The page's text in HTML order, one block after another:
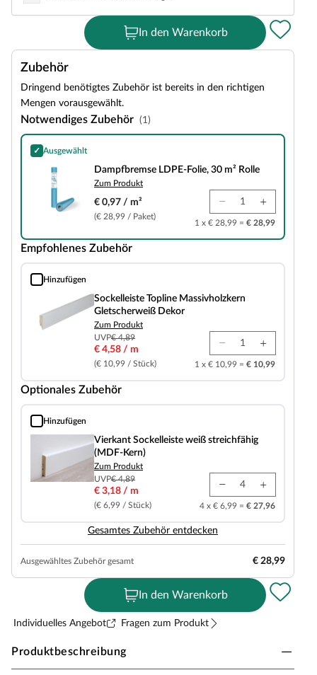
In den Warenkorb
Zubehör
Dringend benötigtes Zubehör ist bereits in den richtigen
Mengen vorausgewählt.
Notwendiges Zubehör (1)
✓ Ausgewählt
Dampfbremse LDPE-Folie, 30 m² Rolle
Dampfbremse LDPE-Folie, 30 m² Rolle
Zum Produkt
€ 0,97 / m²
(€ 28,99 / Paket)
1 x € 28,99 = € 28,99
Empfohlenes Zubehör
Hinzufügen
Sockelleiste Topline Massivholzkern Gletscherweiß Dekor
Sockelleiste Topline Massivholzkern
Gletscherweiß Dekor
Zum Produkt
UVP€ 4,89
€ 4,58 / m
(€ 10,99 / Stück) 1 x € 10,99 = € 10,99
Optionales Zubehör
Hinzufügen
Vierkant Sockelleiste weiß streichfähig (MDF-Kern)
Vierkant Sockelleiste weiß streichfähig
(MDF-Kern)
Zum Produkt
UVP€ 4,89
€ 3,18 / m
(€ 6,99 / Stück) 4 x € 6,99 = € 27,96
Gesamtes Zubehör entdecken
Ausgewähltes Zubehör gesamt € 28,99
In den Warenkorb
Individuelles Angebot Fragen zum Produkt
Produktbeschreibung